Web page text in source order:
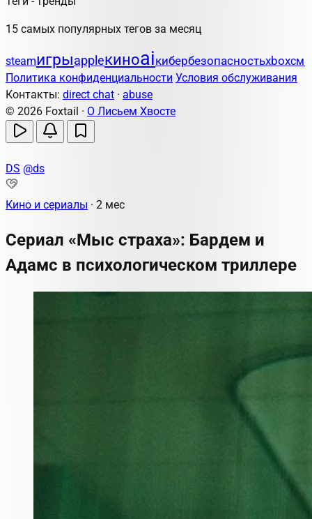
15 самых популярных тегов за месяц
steamигрыappleкиноaiкибербезопасностьxbox
Политика конфиденциальности Условия обслуживания
Контакты: direct chat · abuse
© 2026 Foxtail · О Лисьем Хвосте
DS @ds
Кино и сериалы · 2 мес
Сериал «Мыс страха»: Бардем и
Адамс в психологическом триллере